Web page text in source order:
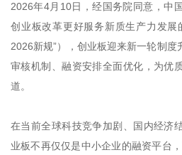
2026年4月10日，经国务院同意，中
创业板改革更好服务新质生产力发展
2026新规”），创业板迎来新一轮制度
审核机制、融资安排全面优化，为优
道。
在当前全球科技竞争加剧、国内经济
业板不再仅仅是中小企业的融资平台